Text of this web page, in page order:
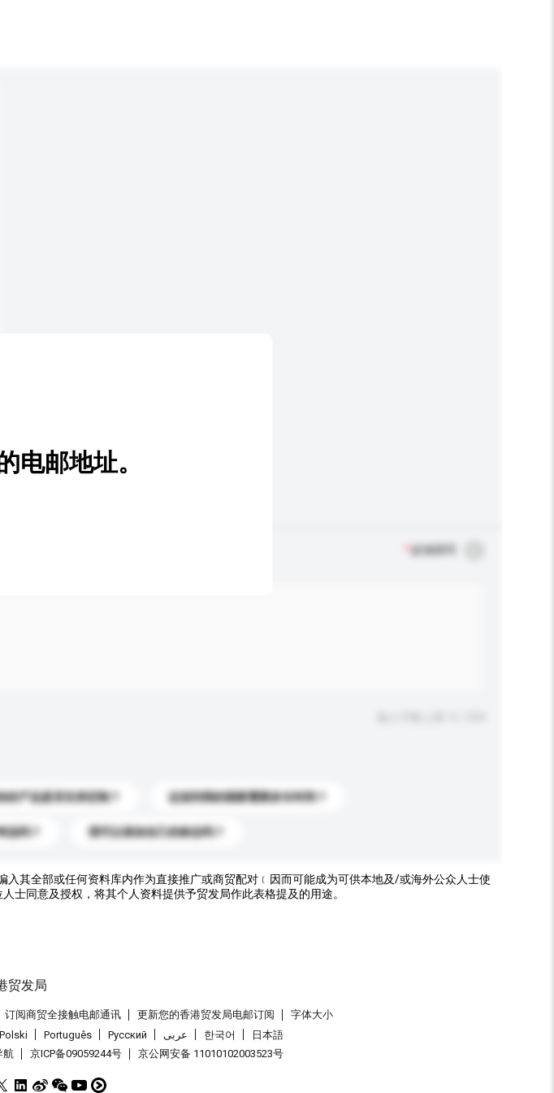
必须填写
的产品是否支持定制？ 运送到我的国家需要多长时间？
品吗？ 我可以添加自己的标志吗？
电邮地址。
入其全部或任何资料库内作为直接推广或商贸配对﹝因而可能成为可供本地及/或海外公众人士使
士同意及授权，将其个人资料提供予贸发局作此表格提及的用途。
订阅商贸全接触电邮通讯 更新您的香港贸发局电邮订阅
字体大小
Polski Português Pусский عربى 한국어
日本語
航 京ICP备09059244号 京公网安备 11010102003523号